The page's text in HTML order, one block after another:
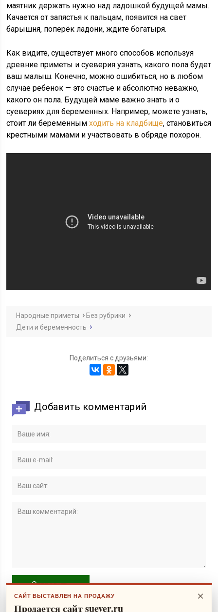
маятник держать нужно над ладошкой будущей мамы.
Качается от запястья к пальцам, появится на свет
барышня, поперёк ладони, ждите богатыря.
Как видите, существует много способов используя
древние приметы и суеверия узнать, какого пола будет
ваш малыш. Конечно, можно ошибиться, но в любом
случае ребенок — это счастье и абсолютно неважно,
какого он пола. Будущей маме важно знать и о
суевериях для беременных. Например, можете узнать,
стоит ли беременнымходить на кладбище, становиться
крестными мамами и участвовать в обряде похорон.
Народные приметы
Без рубрики
Дети и беременность
Поделиться с друзьями:
Добавить комментарий
×
САЙТ ВЫСТАВЛЕН НА ПРОДАЖУ
Продается сайт suever.ru